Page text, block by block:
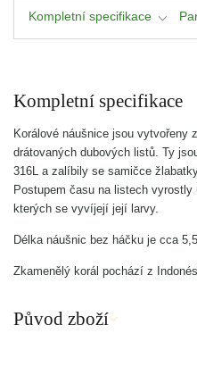
Kompletní specifikace
Kompletní specifikace
Korálové náušnice jsou vytvořeny
drátovaných dubových listů. Ty
316L a zalíbily se samičce
Postupem času na listech
kterých se vyvíjejí její larvy.
Délka náušnic bez háčku je cca
Zkamenělý korál pochází z
Původ zboží